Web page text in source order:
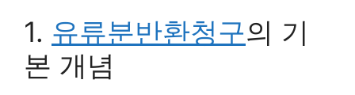
1. 유류분반환청구의 기
본 개념